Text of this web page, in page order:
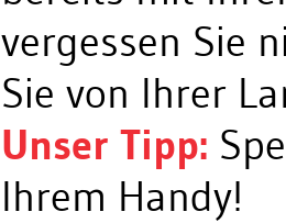
vergessen Sie
Sie von Ihrer
Unser Tipp:
Ihrem Handy!